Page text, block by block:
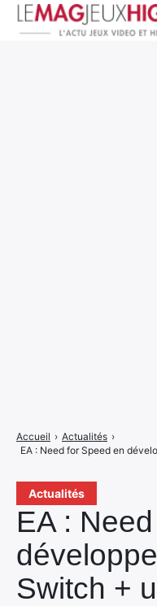
Actualités
EA :
Switch +
Accueil › Actualités ›
EA : Need for Speed en